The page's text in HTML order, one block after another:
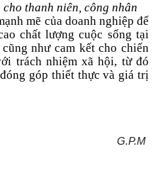
thanh niên, công nhân
mẽ của doanh nghiệp để
chất lượng cuộc sống tại
như cam kết cho chiến
trách nhiệm xã hội, từ đó
góp thiết thực và giá trị
G.P.M